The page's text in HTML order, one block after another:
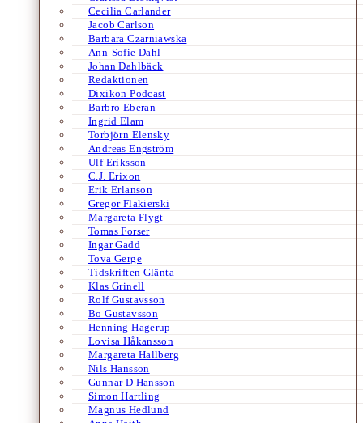
Cecilia Carlander
Jacob Carlson
Barbara Czarniawska
Ann-Sofie Dahl
Johan Dahlbäck
Redaktionen
Dixikon Podcast
Barbro Eberan
Ingrid Elam
Torbjörn Elensky
Andreas Engström
Ulf Eriksson
C.J. Erixon
Erik Erlanson
Gregor Flakierski
Margareta Flygt
Tomas Forser
Ingar Gadd
Tova Gerge
Tidskriften Glänta
Klas Grinell
Rolf Gustavsson
Bo Gustavsson
Henning Hagerup
Lovisa Håkansson
Margareta Hallberg
Nils Hansson
Gunnar D Hansson
Simon Hartling
Magnus Hedlund